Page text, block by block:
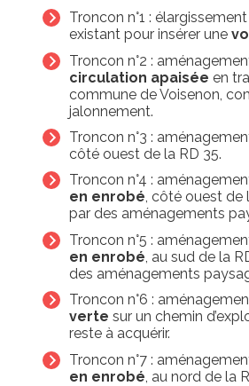
Troncon n°1 :
existant pour insérer une
Troncon n°2 :
circulation apaisée en
commune de Voisenon,
jalonnement.
Troncon n°3 :
côté ouest de la RD 35.
Troncon n°4 :
en enrobé, côté ouest de
par des aménagements
Troncon n°5 :
en enrobé , au sud de la
des aménagements
Troncon n°6 :
verte sur un chemin
reste à acquérir.
Troncon n°7 :
en enrobé , au nord de la